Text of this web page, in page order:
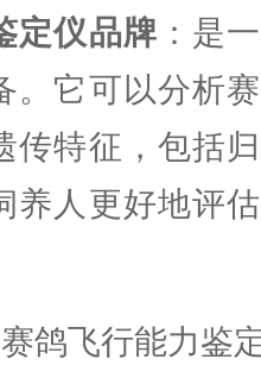
定仪品牌 ：是
。它可以分析
传特征，包括
养人更好地评